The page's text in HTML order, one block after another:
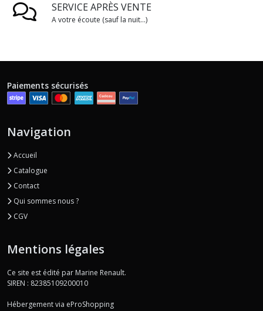
SERVICE APRÈS VENTE
A votre écoute (sauf la nuit...)
Paiements sécurisés
Navigation
Accueil
Catalogue
Contact
Qui sommes nous ?
CGV
Mentions légales
Ce site est édité par Marine Renault.
SIREN : 82385109200010
Hébergement via eProShopping